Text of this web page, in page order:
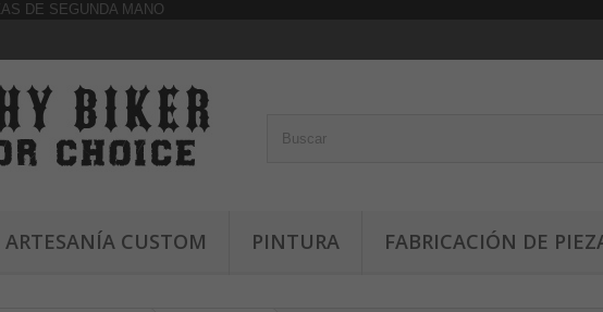
ARTESANÍA CUSTOM PINTURA FABRICACIÓN DE